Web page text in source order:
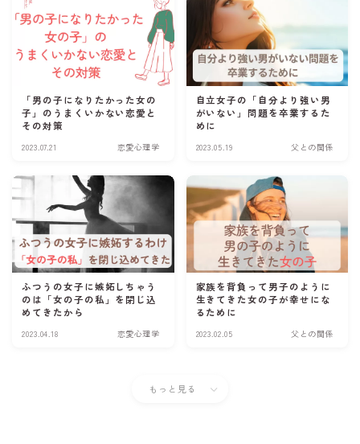
「男の子になりたかった女の
子」のうまくいかない恋愛と
その対策
2023.07.21 恋愛心理学
自立女子の「自分より強い男
がいない」問題を卒業するた
めに
2023.05.19 父との関係
ふつうの女子に嫉妬しちゃう
のは「女の子の私」を閉じ込
めてきたから
2023.04.18 恋愛心理学
家族を背負って男子のように
生きてきた女の子が幸せにな
るために
2023.02.05 父との関係
もっと見る